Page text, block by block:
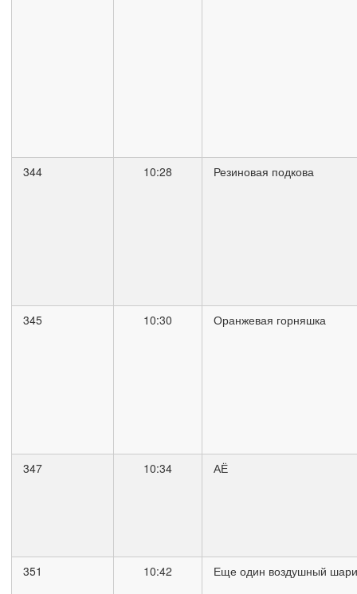
344 10:28 Резиновая подкова
345 10:30 Оранжевая горняшка
347 10:34 АЁ
351 10:42 Еще один воздушный